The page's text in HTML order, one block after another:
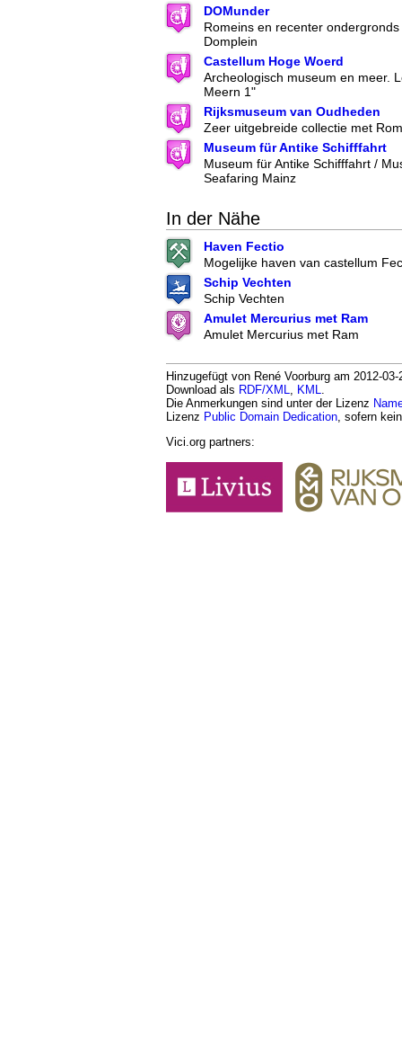
DOMunder
Romeins en recenter
Domplein
Castellum Hoge Woerd
Archeologisch museum en meer.
Meern 1"
Rijksmuseum van Oudheden
Zeer uitgebreide collectie met
Museum für Antike Schifffahrt
Museum für Antike Schifffahrt /
Seafaring Mainz
In der Nähe
Haven Fectio
Mogelijke haven van castellum
Schip Vechten
Schip Vechten
Amulet Mercurius met Ram
Amulet Mercurius met Ram
Hinzugefügt von René Voorburg am 2012-
Download als RDF/XML, KML.
Die Anmerkungen sind unter der Lizenz
Lizenz Public Domain Dedication, sofern
Vici.org partners: